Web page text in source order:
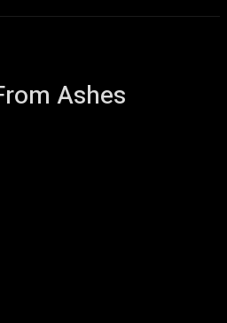
Ashes